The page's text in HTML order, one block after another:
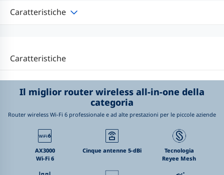
Caratteristiche
Caratteristiche
Il miglior router wireless all-in-one della
categoria
Router wireless Wi-Fi 6 professionale e ad alte prestazioni per le piccole aziende
AX3000
Wi-Fi 6
Cinque antenne 5-dBi
Tecnologia
Reyee Mesh